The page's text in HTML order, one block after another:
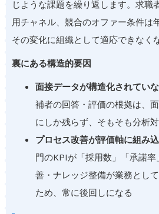
じような課題を繰り返します。求職
用チャネル、競合のオファー条件は
その変化に組織として適応できなく
裏にある構造的要因
面接データが構造化されてい
補者の回答・評価の根拠は、
にしか残らず、そもそも分析
プロセス改善が評価軸に組み
門のKPIが「採用数」「承諾
善・ナレッジ整備が業務とし
ため、常に後回しになる